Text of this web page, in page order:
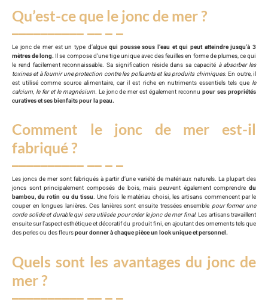
Qu’est-ce que le jonc de mer ?
Le jonc de mer est un type d’alguequi pousse sous l’eau et qui peut atteindre jusqu’à 3
mètres de long. Il se compose d’une tige unique avec des feuilles en forme de plumes, ce qui
le rend facilement reconnaissable. Sa signification réside dans sa capacité à absorber les
toxines et à fournir une protection contre les polluants et les produits chimiques. En outre, il
est utilisé comme source alimentaire, car il est riche en nutriments essentiels tels que le
calcium, le fer et le magnésium. Le jonc de mer est également reconnu pour ses propriétés
curatives et ses bienfaits pour la peau.
Comment le jonc de mer est-il
fabriqué ?
Les joncs de mer sont fabriqués à partir d’une variété de matériaux naturels. La plupart des
joncs sont principalement composés de bois, mais peuvent également comprendre du
bambou, du rotin ou du tissu. Une fois le matériau choisi, les artisans commencent par le
couper en longues lanières. Ces lanières sont ensuite tressées ensemble pour former une
corde solide et durable qui sera utilisée pour créer le jonc de mer final. Les artisans travaillent
ensuite sur l’aspect esthétique et décoratif du produit fini, en ajoutant des ornements tels que
des perles ou des fleurspour donner à chaque pièce un look unique et personnel.
Quels sont les avantages du jonc de
mer ?